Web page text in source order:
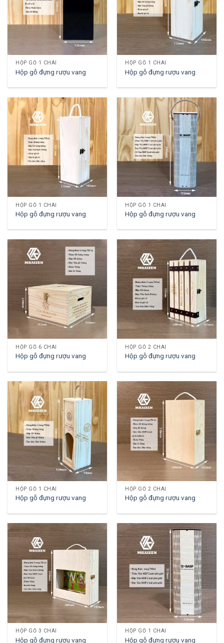
HỘP GỖ 1 CHAI
Hộp gỗ đựng rượu vang
HỘP GỖ 1 CHAI
Hộp gỗ đựng rượu vang
HỘP GỖ 1 CHAI
Hộp gỗ đựng rượu vang
HỘP GỖ 1 CHAI
Hộp gỗ đựng rượu vang
HỘP GỖ 6 CHAI
Hộp gỗ đựng rượu vang
HỘP GỖ 2 CHAI
Hộp gỗ đựng rượu vang
HỘP GỖ 1 CHAI
Hộp gỗ đựng rượu vang
HỘP GỖ 2 CHAI
Hộp gỗ đựng rượu vang
HỘP GỖ 3 CHAI
Hộp gỗ đựng rượu vang
HỘP GỖ 1 CHAI
Hộp gỗ đựng rượu vang